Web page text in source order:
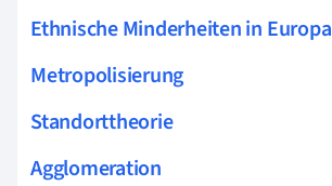
Ethnische Minderheiten in Europa
Metropolisierung
Standorttheorie
Agglomeration